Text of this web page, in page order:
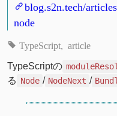
blog.s2n.tech/
node
TypeScript article
TypeScriptの
る Node / NodeNext /